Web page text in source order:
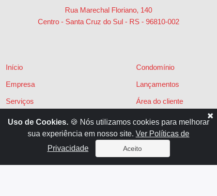
Rua Marechal Floriano, 140
Centro - Santa Cruz do Sul - RS - 96810-002
Início
Empresa
Serviços
Financiamentos
Locações
Condomínio
Lançamentos
Área do cliente
Políticas de privacidade
Contato
Uso de Cookies. 🍪 Nós utilizamos cookies para melhorar
sua experiência em nosso site. Ver Políticas de
Privacidade
Aceito